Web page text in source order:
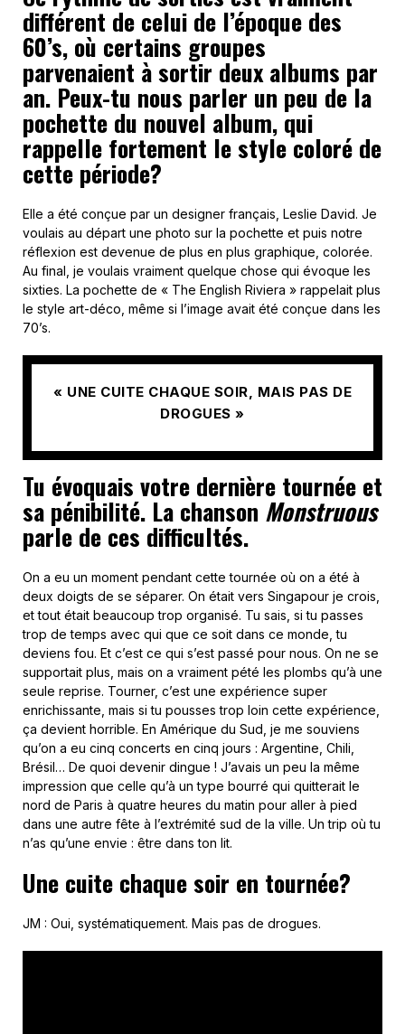
différent de celui de l’époque des
60’s, où certains groupes
parvenaient à sortir deux albums par
an. Peux-tu nous parler un peu de la
pochette du nouvel album, qui
rappelle fortement le style coloré de
cette période?
Elle a été conçue par un designer français, Leslie David. Je
voulais au départ une photo sur la pochette et puis notre
réflexion est devenue de plus en plus graphique, colorée.
Au final, je voulais vraiment quelque chose qui évoque les
sixties. La pochette de « The English Riviera » rappelait plus
le style art-déco, même si l’image avait été conçue dans les
70’s.
« UNE CUITE CHAQUE SOIR, MAIS PAS DE
DROGUES »
Tu évoquais votre dernière tournée et
sa pénibilité. La chanson Monstruous
parle de ces difficultés.
On a eu un moment pendant cette tournée où on a été à
deux doigts de se séparer. On était vers Singapour je crois,
et tout était beaucoup trop organisé. Tu sais, si tu passes
trop de temps avec qui que ce soit dans ce monde, tu
deviens fou. Et c’est ce qui s’est passé pour nous. On ne se
supportait plus, mais on a vraiment pété les plombs qu’à une
seule reprise. Tourner, c’est une expérience super
enrichissante, mais si tu pousses trop loin cette expérience,
ça devient horrible. En Amérique du Sud, je me souviens
qu’on a eu cinq concerts en cinq jours : Argentine, Chili,
Brésil… De quoi devenir dingue ! J’avais un peu la même
impression que celle qu’à un type bourré qui quitterait le
nord de Paris à quatre heures du matin pour aller à pied
dans une autre fête à l’extrémité sud de la ville. Un trip où tu
n’as qu’une envie : être dans ton lit.
Une cuite chaque soir en tournée?
JM : Oui, systématiquement. Mais pas de drogues.